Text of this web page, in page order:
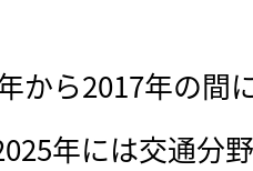
から2017年の間
年には交通分